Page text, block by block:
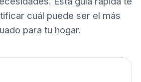
cuál puede ser el más
para tu hogar.